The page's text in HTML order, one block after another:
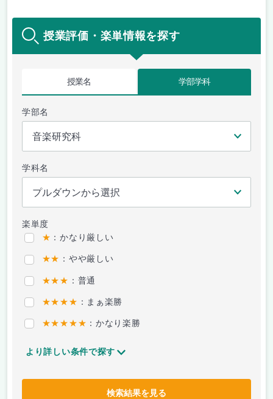
授業評価・楽単情報を探す
授業名 学部学科
学部名
学科名
楽単度
★ ：かなり厳しい
★★ ：やや厳しい
★★★ ：普通
★★★★ ：まぁ楽勝
★★★★★ ：かなり楽勝
より詳しい条件で探す
検索結果を見る